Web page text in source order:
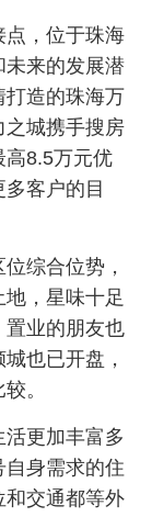
点，位于珠海
未来的发展潜
打造的珠海万
之城携手搜房
高8.5万元优
客户的目
综合位势，
，星味十足
置业的朋友也
也已开盘，
。
更加丰富多
身需求的住
和交通都等外